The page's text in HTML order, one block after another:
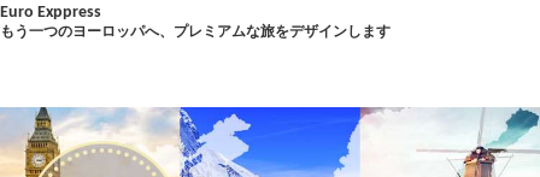
Euro Exppress
もう一つのヨーロッパへ、プレミアムな旅をデザインします